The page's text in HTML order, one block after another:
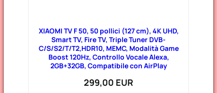
XIAOMI TV F 50, 50 pollici (127 cm), 4K UHD,
Smart TV, Fire TV, Triple Tuner DVB-
C/S/S2/T/T2,HDR10, MEMC, Modalità Game
Boost 120Hz, Controllo Vocale Alexa,
2GB+32GB, Compatibile con AirPlay
299,00 EUR